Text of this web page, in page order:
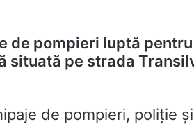
de pompieri luptă
situată pe strada
de pompieri, poliție